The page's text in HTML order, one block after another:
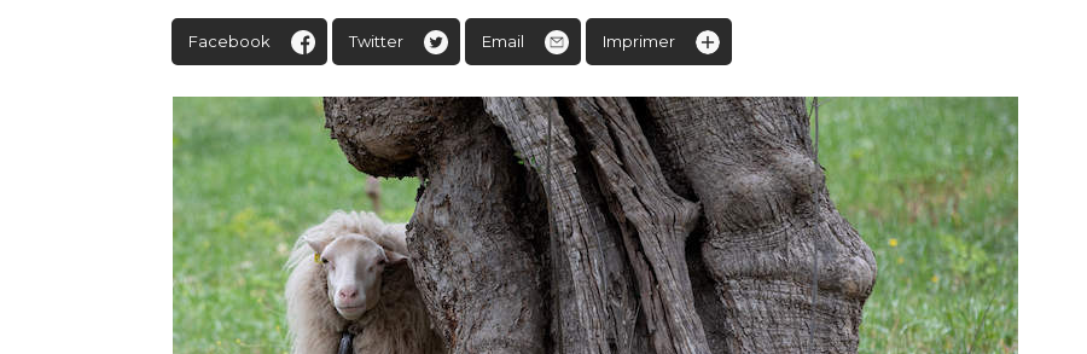
Facebook Twitter Email Imprimer